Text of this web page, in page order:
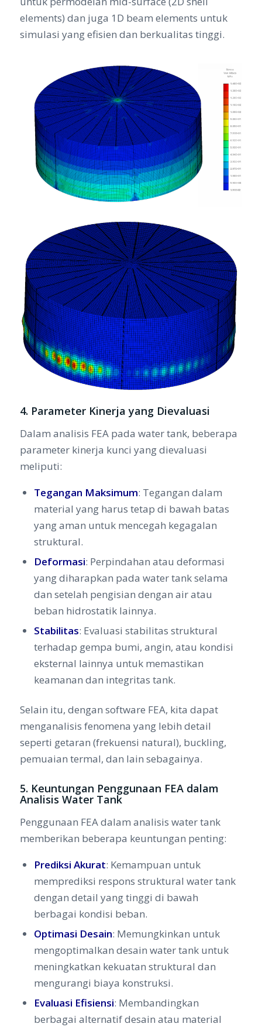
elements) dan juga 1D beam elements untuk
simulasi yang efisien dan berkualitas tinggi.
4. Parameter Kinerja yang Dievaluasi
Dalam analisis FEA pada water tank, beberapa
parameter kinerja kunci yang dievaluasi
meliputi:
Tegangan Maksimum: Tegangan dalam
material yang harus tetap di bawah batas
yang aman untuk mencegah kegagalan
struktural.
Deformasi: Perpindahan atau deformasi
yang diharapkan pada water tank selama
dan setelah pengisian dengan air atau
beban hidrostatik lainnya.
Stabilitas: Evaluasi stabilitas struktural
terhadap gempa bumi, angin, atau kondisi
eksternal lainnya untuk memastikan
keamanan dan integritas tank.
Selain itu, dengan software FEA, kita dapat
menganalisis fenomena yang lebih detail
seperti getaran (frekuensi natural), buckling,
pemuaian termal, dan lain sebagainya.
5. Keuntungan Penggunaan FEA dalam
Analisis Water Tank
Penggunaan FEA dalam analisis water tank
memberikan beberapa keuntungan penting:
Prediksi Akurat: Kemampuan untuk
memprediksi respons struktural water tank
dengan detail yang tinggi di bawah
berbagai kondisi beban.
Optimasi Desain: Memungkinkan untuk
mengoptimalkan desain water tank untuk
meningkatkan kekuatan struktural dan
mengurangi biaya konstruksi.
Evaluasi Efisiensi: Membandingkan
berbagai alternatif desain atau material